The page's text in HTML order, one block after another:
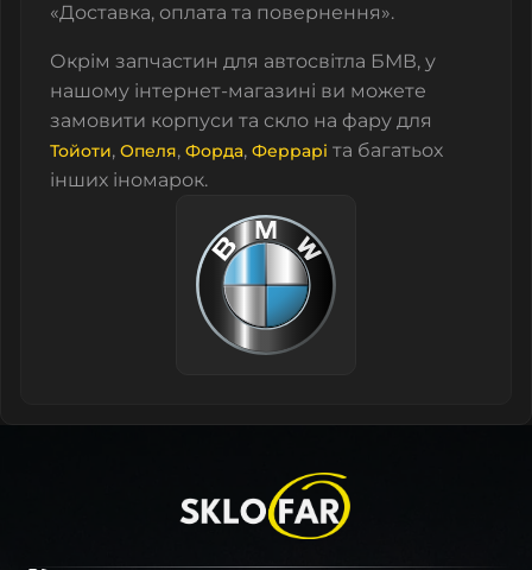
«Доставка, оплата та повернення».
Окрім запчастин для автосвітла БМВ, у
нашому інтернет-магазині ви можете
замовити корпуси та скло на фару для
Тойоти, Опеля, Форда, Феррарі та багатьох
інших іномарок.